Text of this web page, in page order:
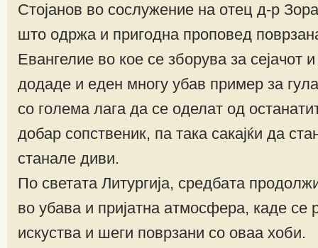
Стојанов во сослужение на отец д-р
што одржа и пригодна проповед
Евангелие во кое се зборува за сејачот
додаде и еден многу убав пример за
со голема лага да се оделат од
добар сопственик, па така сакајќи да
станале диви.
По светата Литургија, средбата
во убава и пријатна атмосфера, каде се
искуства и шеги поврзани со оваа хоби.